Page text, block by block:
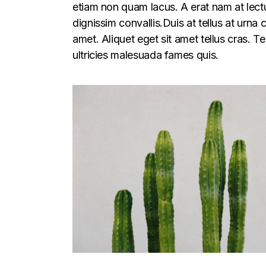
etiam non quam lacus. A erat nam at
dignissim convallis.Duis at tellus at urna
amet. Aliquet eget sit amet tellus cras.
ultricies malesuada fames quis.